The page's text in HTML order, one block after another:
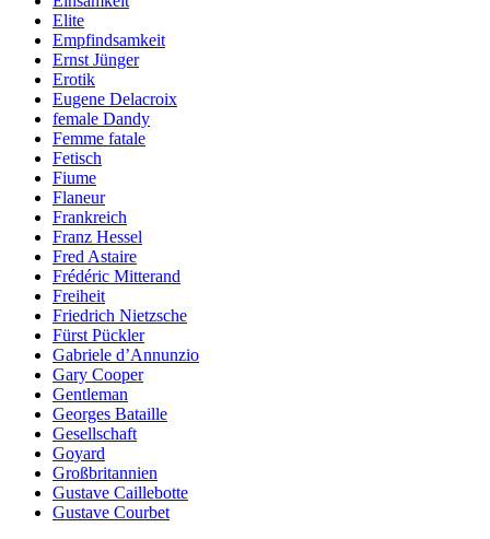
Elite
Empfindsamkeit
Ernst Jünger
Erotik
Eugene Delacroix
female Dandy
Femme fatale
Fetisch
Fiume
Flaneur
Frankreich
Franz Hessel
Fred Astaire
Frédéric Mitterand
Freiheit
Friedrich Nietzsche
Fürst Pückler
Gabriele d’Annunzio
Gary Cooper
Gentleman
Georges Bataille
Gesellschaft
Goyard
Großbritannien
Gustave Caillebotte
Gustave Courbet